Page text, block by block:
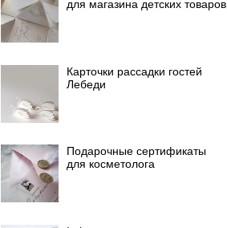
для магазина детских товаров
Карточки рассадки гостей
Лебеди
Подарочные сертификаты
для косметолога